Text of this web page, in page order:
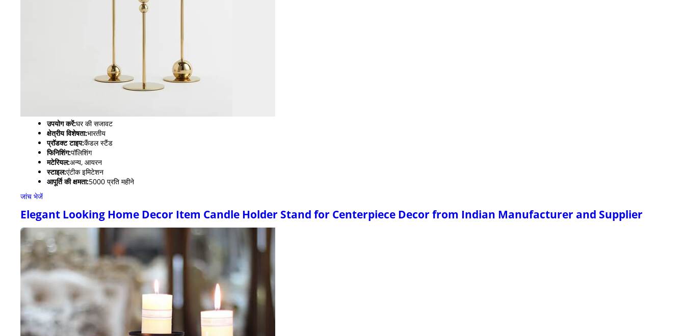
उपयोग करें:घर की सजावट
क्षेत्रीय विशेषता:भारतीय
प्रॉडक्ट टाइप:कैंडल स्टैंड
फिनिशिंग:पॉलिशिंग
मटेरियल:अन्य, आयरन
स्टाइल:एंटीक इमिटेशन
आपूर्ति की क्षमता:5000 प्रति महीने
जांच भेजें
Elegant Looking Home Decor Item Candle Holder Stand for Centerpiece Decor from Indian Manufacturer and Supplier